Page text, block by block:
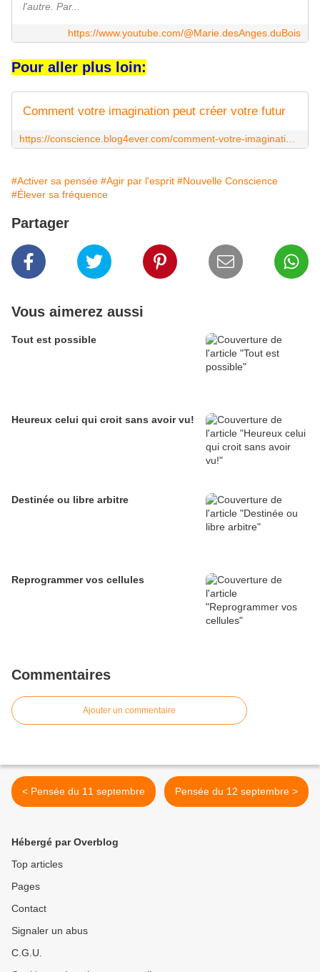
l'autre. Par...
https://www.youtube.com/@Marie.desAnges.duBois
Pour aller plus loin:
Comment votre imagination peut créer votre futur
#Activer sa pensée #Agir par l'esprit #Nouvelle Conscience
#Élever sa fréquence
Partager
Vous aimerez aussi
Tout est possible
Heureux celui qui croit sans avoir vu!
Destinée ou libre arbitre
Reprogrammer vos cellules
Commentaires
Ajouter un commentaire
< Pensée du 11 septembre Pensée du 12 septembre >
Hébergé par Overblog
Top articles
Pages
Contact
Signaler un abus
C.G.U.